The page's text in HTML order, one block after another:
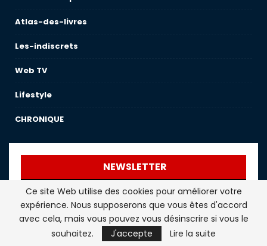
Atlas-des-livres
Les-indiscrets
Web TV
Lifestyle
CHRONIQUE
NEWSLETTER
Inscrivez-vous ici pour recevoir les dernières nouvelles,
mises à jour et offres spéciales directement dans votre
boîte de réception.
Prénom ou nom complet
Ce site Web utilise des cookies pour améliorer votre
expérience. Nous supposerons que vous êtes d'accord
avec cela, mais vous pouvez vous désinscrire si vous le
souhaitez.
J'accepte Lire la suite